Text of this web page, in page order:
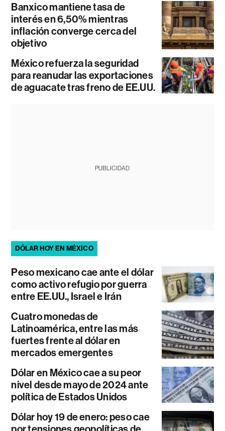
Banxico mantiene tasa de
interés en 6,50% mientras
inflación converge cerca del
objetivo
México refuerza la seguridad
para reanudar las exportaciones
de aguacate tras freno de EE.UU.
PUBLICIDAD
DÓLAR HOY EN MÉXICO
Peso mexicano cae ante el dólar
como activo refugio por guerra
entre EE.UU., Israel e Irán
Cuatro monedas de
Latinoamérica, entre las más
fuertes frente al dólar en
mercados emergentes
Dólar en México cae a su peor
nivel desde mayo de 2024 ante
política de Estados Unidos
Dólar hoy 19 de enero: peso cae